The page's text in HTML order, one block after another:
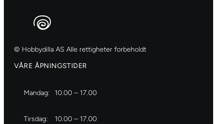
© Hobbydilla AS Alle rettigheter forbeholdt
VÅRE ÅPNINGSTIDER
Mandag: 10.00 – 17.00
Tirsdag: 10.00 – 17.00